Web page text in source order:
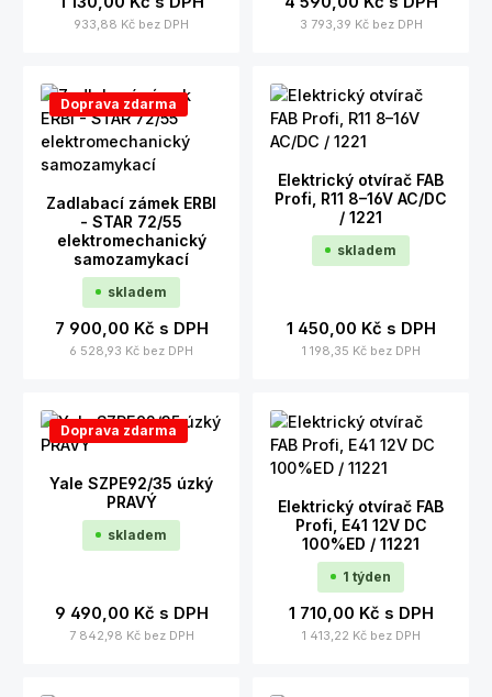
933,88 Kč bez DPH 3 793,39 Kč bez DPH
Doprava zdarma
Zadlabací zámek ERBI
- STAR 72/55
elektromechanický
samozamykací
skladem
7 900,00 Kč s DPH
6 528,93 Kč bez DPH
Elektrický otvírač FAB
Profi, R11 8–16V AC/DC
/ 1221
skladem
1 450,00 Kč s DPH
1 198,35 Kč bez DPH
Doprava zdarma
Yale SZPE92/35 úzký
PRAVÝ
skladem
9 490,00 Kč s DPH
7 842,98 Kč bez DPH
Elektrický otvírač FAB
Profi, E41 12V DC
100%ED / 11221
1 týden
1 710,00 Kč s DPH
1 413,22 Kč bez DPH